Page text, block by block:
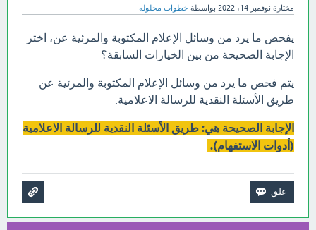
مختارة نوفمبر 14، 2022 بواسطة خطوات محلوله
يفحص ما يرد من وسائل الإعلام المكتوبة والمرئية عن، اختر
الإجابة الصحيحة من بين الخيارات السابقة؟
يتم فحص ما يرد من وسائل الإعلام المكتوبة والمرئية عن
طريق الأسئلة النقدية للرسالة الاعلامية.
الإجابة الصحيحة هي: طريق الأسئلة النقدية للرسالة الاعلامية
(أدوات الاستفهام).